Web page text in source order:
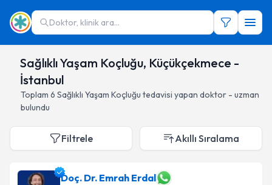
Doktor, klinik ara...
Sağlıklı Yaşam Koçluğu, Küçükçekmece -
İstanbul
Toplam 6 Sağlıklı Yaşam Koçluğu tedavisi yapan doktor - uzman
bulundu
Filtrele Akıllı Sıralama
Doç. Dr. Emrah Erdal